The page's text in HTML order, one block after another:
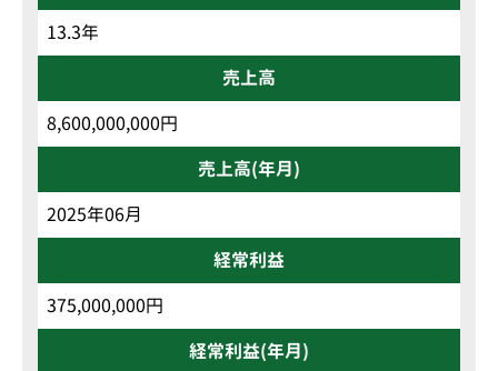
13.3年
売上高
8,600,000,000円
売上高(年月)
2025年06月
経常利益
375,000,000円
経常利益(年月)